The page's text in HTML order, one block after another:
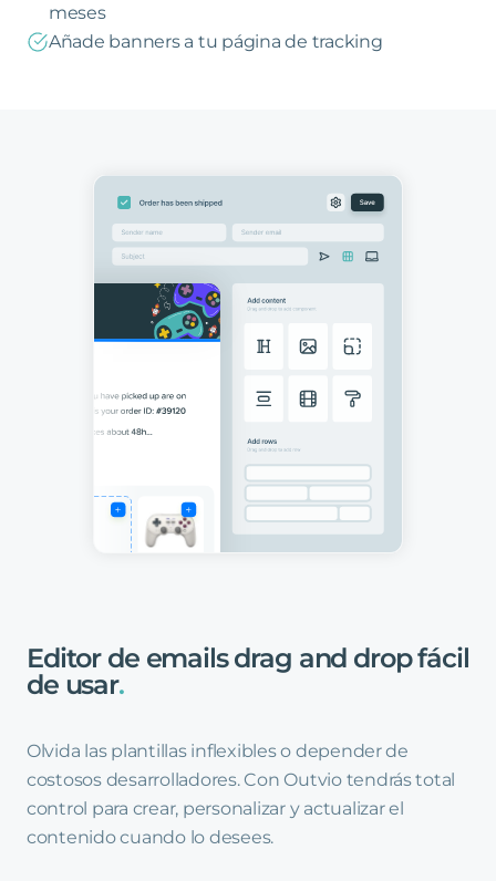
meses
Añade banners a tu página de tracking
Editor de emails drag and drop fácil
de usar.
Olvida las plantillas inflexibles o depender de
costosos desarrolladores. Con Outvio tendrás total
control para crear, personalizar y actualizar el
contenido cuando lo desees.